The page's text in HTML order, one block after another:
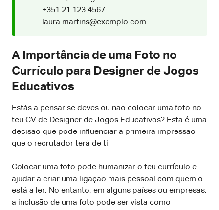
+351 21 123 4567
laura.martins@exemplo.com
A Importância de uma Foto no
Currículo para Designer de Jogos
Educativos
Estás a pensar se deves ou não colocar uma foto no
teu CV de Designer de Jogos Educativos? Esta é uma
decisão que pode influenciar a primeira impressão
que o recrutador terá de ti.
Colocar uma foto pode humanizar o teu currículo e
ajudar a criar uma ligação mais pessoal com quem o
está a ler. No entanto, em alguns países ou empresas,
a inclusão de uma foto pode ser vista como